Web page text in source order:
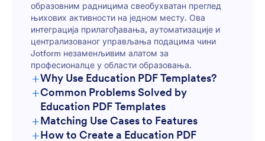
образовним радницима свеобухватан преглед
њихових активности на једном месту. Ова
интеграција прилагођавања, аутоматизације и
централизованог управљања подацима чини
Jotform незаменљивим алатом за
професионалце у области образовања.
+Why Use Education PDF Templates?
+Common Problems Solved by
Education PDF Templates
+Matching Use Cases to Features
+How to Create a Education PDF